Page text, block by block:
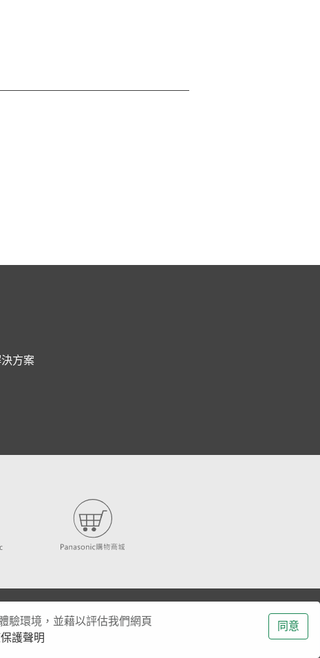
方案
驗環境，並藉以評估我們網頁
護聲明
同意